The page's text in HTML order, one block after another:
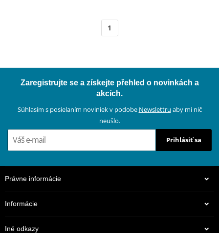
1
Zaregistrujte se a získejte přehled o novinkách a
akcích.
Súhlasím s posielaním noviniek v podobe Newslettru aby mi nič
neušlo.
Prihlásiť sa
Právne informácie
Informácie
Iné odkazy